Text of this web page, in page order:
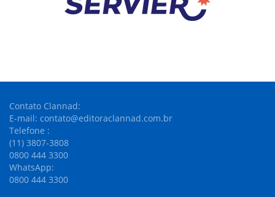
Contato Clannad:
E-mail: contato@editoraclannad.com.br
Telefone :
(11) 3807-3808
0800 444 3300
WhatsApp:
0800 444 3300